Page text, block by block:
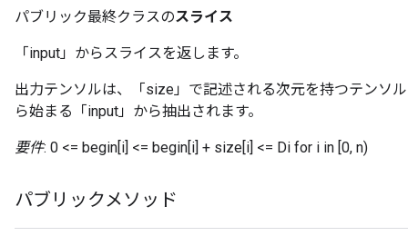
パブリック最終クラスのスライス
「input」からスライスを返します。
出力テンソルは、「size」で記述される次元を持つテンソ
ら始まる「input」から抽出されます。
要件: 0 <= begin[i] <= begin[i] + size[i] <= Di for i in [0, n)
パブリックメソッド